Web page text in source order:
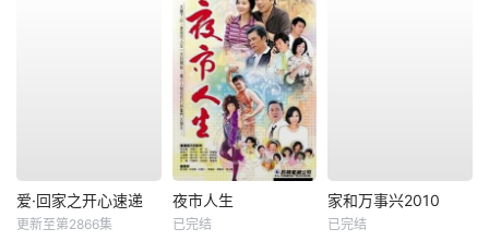
爱·回家之开心速递
更新至第2866集
夜市人生
已完结
家和万事兴2010
已完结